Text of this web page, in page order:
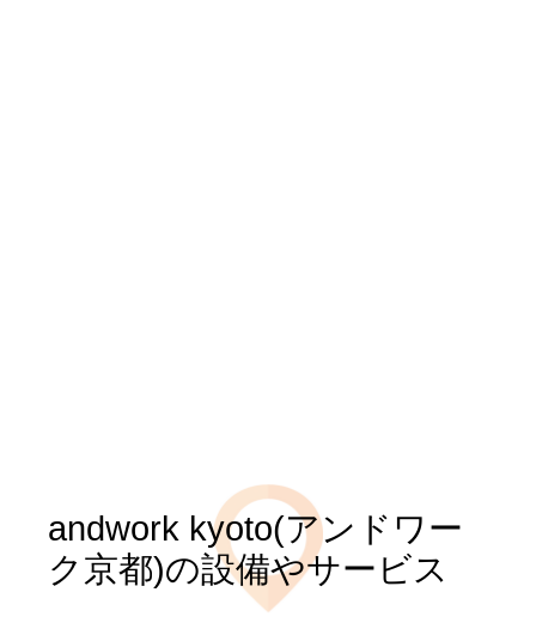
andwork kyoto(アンドワー
ク京都)の設備やサービス